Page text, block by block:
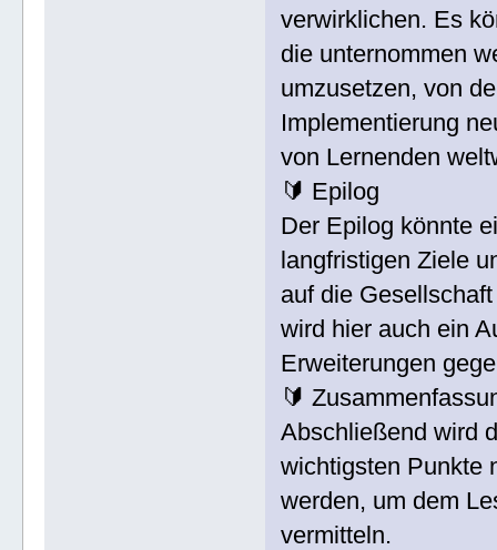
verwirklichen. Es
die unternommen
umzusetzen, von
Implementierung
von Lernenden
🔰 Epilog
Der Epilog könnte
langfristigen Ziele
auf die
wird hier auch ein
Erweiterungen
🔰
Abschließend wird
wichtigsten Punkte
werden, um dem
vermitteln.